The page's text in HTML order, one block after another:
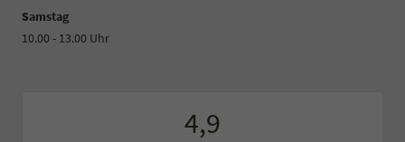
Samstag
10.00 - 13.00 Uhr
4,9